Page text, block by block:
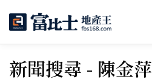
新聞搜尋 - 陳金萍